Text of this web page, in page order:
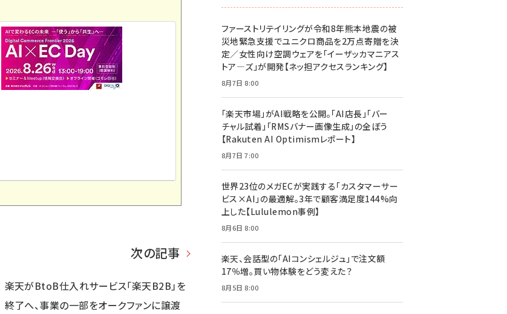
次の記事
楽天がBtoB仕入れサービス「楽天B2B」を
終了へ、事業の一部をオークファンに譲渡
ファーストリテイリングが令和8年熊本地震の被
災地緊急支援でユニクロ商品を2万点寄贈を決
定／女性向け空調ウェアを「イーザッカマニアス
トア―ズ」が開発【ネッ担アクセスランキング】
8月7日 8:00
「楽天市場」がAI戦略を公開。「AI店長」「バー
チャル試着」「RMSバナー画像生成」の全ぼう
【Rakuten AI Optimismレポート】
8月7日 7:00
世界23位のメガECが実践する「カスタマーサー
ビス×AI」の最適解。3年で顧客満足度144%向
上した【Lululemon事例】
8月6日 8:00
楽天、会話型の「AIコンシェルジュ」で注文額
17％増。買い物体験をどう変えた？
8月5日 8:00